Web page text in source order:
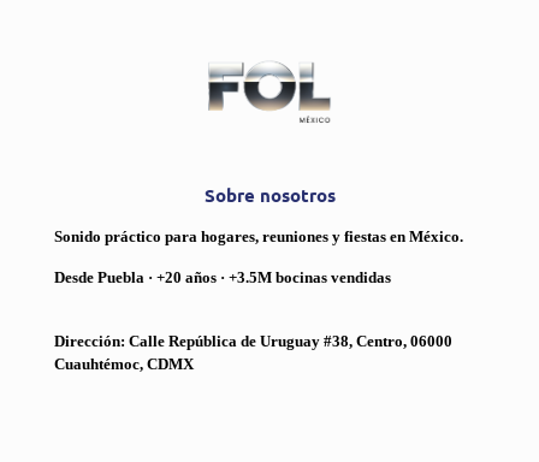
Sobre nosotros
Sonido práctico para hogares, reuniones y fiestas en México.
Desde Puebla · +20 años · +3.5M bocinas vendidas
Dirección: Calle República de Uruguay #38, Centro, 06000
Cuauhtémoc, CDMX